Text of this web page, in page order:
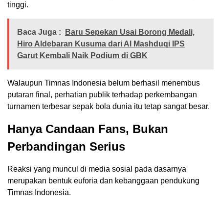
tinggi.
Baca Juga :
Baru Sepekan Usai Borong Medali,
Hiro Aldebaran Kusuma dari Al Mashduqi IPS
Garut Kembali Naik Podium di GBK
Walaupun Timnas Indonesia belum berhasil menembus
putaran final, perhatian publik terhadap perkembangan
turnamen terbesar sepak bola dunia itu tetap sangat besar.
Hanya Candaan Fans, Bukan
Perbandingan Serius
Reaksi yang muncul di media sosial pada dasarnya
merupakan bentuk euforia dan kebanggaan pendukung
Timnas Indonesia.